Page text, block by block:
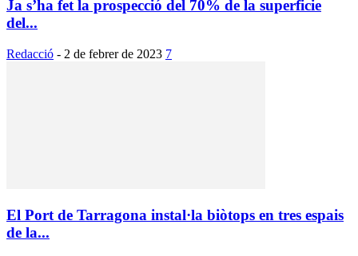
Ja s’ha fet la prospecció del 70% de la superficie
del...
Redacció - 2 de febrer de 2023 7
El Port de Tarragona instal·la biòtops en tres espais
de la...